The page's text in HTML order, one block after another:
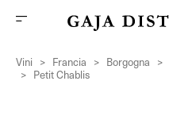
Vini > Francia > Borgogna >
> Petit Chablis